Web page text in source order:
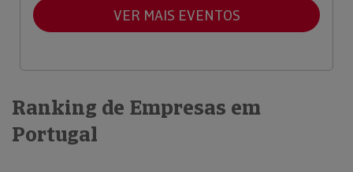
VER MAIS EVENTOS
Ranking de Empresas em
Portugal